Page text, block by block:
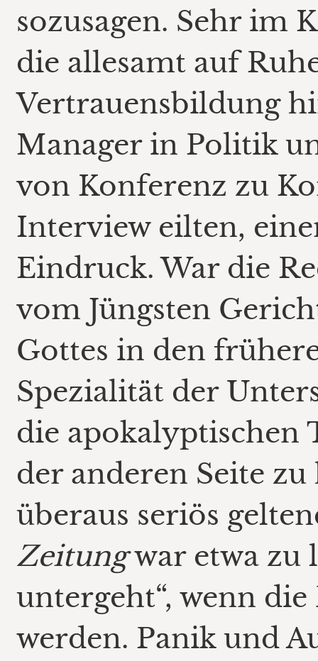
sozusagen. Sehr im
die allesamt auf
Vertrauensbildung
Manager in Politik
von Konferenz zu
Interview eilten,
Eindruck. War die
vom Jüngsten
Gottes in den
Spezialität der
die apokalyptischen
der anderen Seite
überaus seriös
Zeitungwar etwa zu
untergeht“, wenn
werden. Panik und